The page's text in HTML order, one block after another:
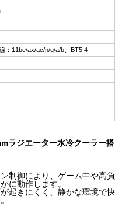
：11be/ax/ac/n/g/a/b、BT5.4
ラジエーター水冷クーラー搭
制御により、ゲーム中や高負
に動作します。
起きにくく、静かな環境で快